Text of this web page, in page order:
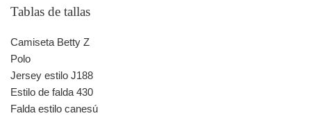
Tablas de tallas
Camiseta Betty Z
Polo
Jersey estilo J188
Estilo de falda 430
Falda estilo canesú